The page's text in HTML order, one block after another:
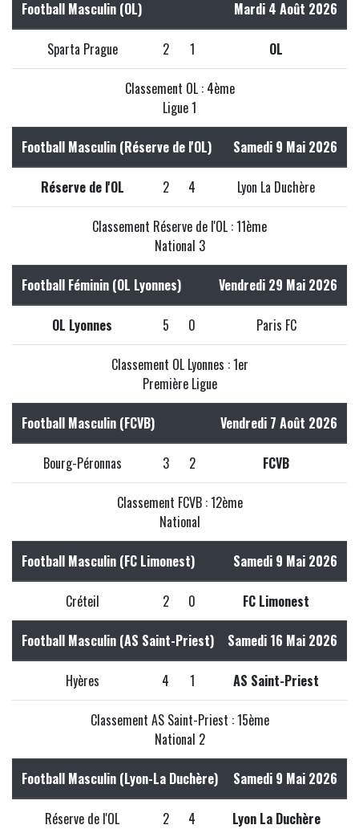
Football Masculin (OL) Mardi 4 Août 2026
Sparta Prague 2 1 OL
Classement OL : 4ème
Ligue 1
Football Masculin (Réserve de l'OL) Samedi 9 Mai 2026
Réserve de l'OL 2 4 Lyon La Duchère
Classement Réserve de l'OL : 11ème
National 3
Football Féminin (OL Lyonnes) Vendredi 29 Mai 2026
OL Lyonnes 5 0 Paris FC
Classement OL Lyonnes : 1er
Première Ligue
Football Masculin (FCVB) Vendredi 7 Août 2026
Bourg-Péronnas 3 2 FCVB
Classement FCVB : 12ème
National
Football Masculin (FC Limonest) Samedi 9 Mai 2026
Créteil 2 0 FC Limonest
Football Masculin (AS Saint-Priest) Samedi 16 Mai 2026
Hyères 4 1 AS Saint-Priest
Classement AS Saint-Priest : 15ème
National 2
Football Masculin (Lyon-La Duchère) Samedi 9 Mai 2026
Réserve de l'OL 2 4 Lyon La Duchère